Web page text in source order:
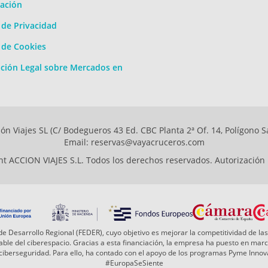
Privacidad
Cookies
Legal sobre Mercados en
Viajes SL (C/ Bodegueros 43 Ed. CBC Planta 2ª Of. 14, Polígono
Email: reservas@vayacruceros.com
ACCION VIAJES S.L. Todos los derechos reservados. Autorización
Desarrollo Regional (FEDER), cuyo objetivo es mejorar la competitividad de
del ciberespacio. Gracias a esta financiación, la empresa ha puesto en
Para ello, ha contado con el apoyo de los programas Pyme
#EuropaSeSiente